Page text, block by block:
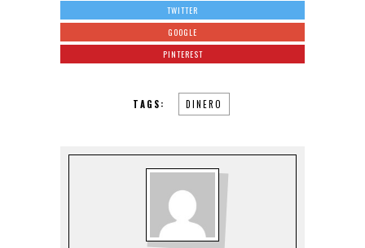
TWITTER
GOOGLE
PINTEREST
TAGS: DINERO